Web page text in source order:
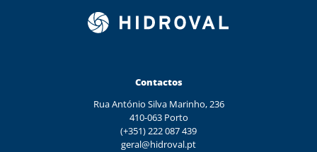
Contactos
Rua António Silva Marinho, 236
410-063 Porto
(+351) 222 087 439
geral@hidroval.pt